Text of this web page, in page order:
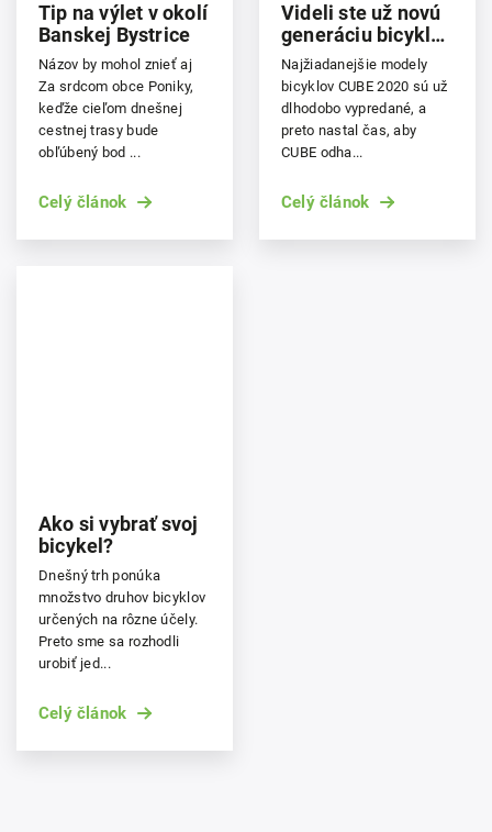
Tip na výlet v okolí
Banskej Bystrice
Názov by mohol znieť aj
Za srdcom obce Poniky,
keďže cieľom dnešnej
cestnej trasy bude
obľúbený bod ...
Celý článok
Videli ste už novú
generáciu bicyklov
CUBE 2021?
Najžiadanejšie modely
bicyklov CUBE 2020 sú už
dlhodobo vypredané, a
preto nastal čas, aby
CUBE odha...
Celý článok
Ako si vybrať svoj
bicykel?
Dnešný trh ponúka
množstvo druhov bicyklov
určených na rôzne účely.
Preto sme sa rozhodli
urobiť jed...
Celý článok